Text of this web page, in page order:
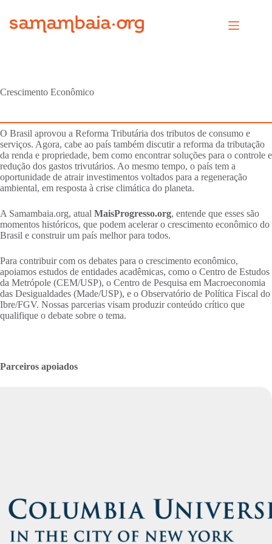
Crescimento Econômico
O Brasil aprovou a Reforma Tributária dos tributos de consumo e
serviços. Agora, cabe ao país também discutir a reforma da tributação
da renda e propriedade, bem como encontrar soluções para o controle e
redução dos gastos trivutários. Ao mesmo tempo, o país tem a
oportunidade de atrair investimentos voltados para a regeneração
ambiental, em resposta à crise climática do planeta.
A Samambaia.org, atual MaisProgresso.org, entende que esses são
momentos históricos, que podem acelerar o crescimento econômico do
Brasil e construir um país melhor para todos.
Para contribuir com os debates para o crescimento econômico,
apoiamos estudos de entidades acadêmicas, como o Centro de Estudos
da Metrópole (CEM/USP), o Centro de Pesquisa em Macroeconomia
das Desigualdades (Made/USP), e o Observatório de Política Fiscal do
Ibre/FGV. Nossas parcerias visam produzir conteúdo crítico que
qualifique o debate sobre o tema.
Parceiros apoiados